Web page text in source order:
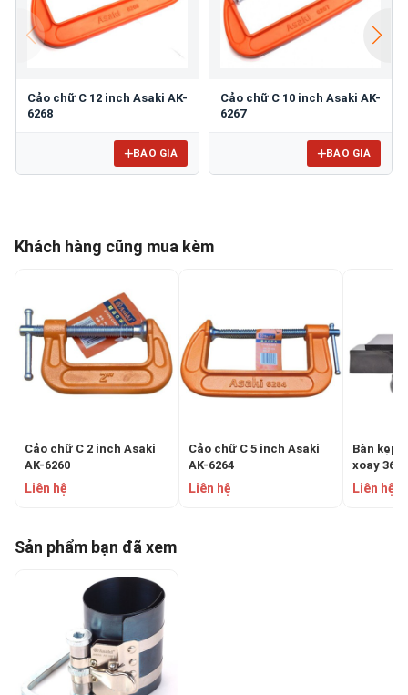
Cảo chữ C 12 inch Asaki AK-
6268
BÁO GIÁ
Cảo chữ C 10 inch Asaki AK-
6267
BÁO GIÁ
Khách hàng cũng mua kèm
Cảo chữ C 2 inch Asaki
AK-6260
Liên hệ
Cảo chữ C 5 inch Asaki
AK-6264
Liên hệ
Bàn kẹp
xoay 360
0669
Liên hệ
Sản phẩm bạn đã xem